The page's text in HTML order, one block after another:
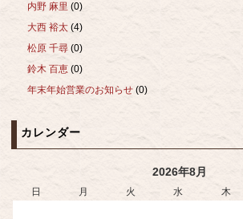
内野 麻里 (0)
大西 裕太 (4)
松原 千尋 (0)
鈴木 百恵 (0)
年末年始営業のお知らせ (0)
カレンダー
2026年8月
日 月 火 水 木